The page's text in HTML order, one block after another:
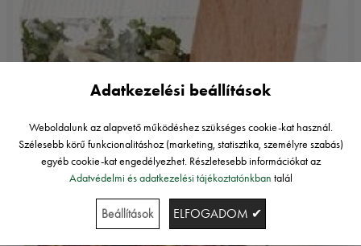
Adatkezelési beállítások
Weboldalunk az alapvető működéshez szükséges cookie-kat használ.
Szélesebb körű funkcionalitáshoz (marketing, statisztika, személyre szabás)
egyéb cookie-kat engedélyezhet. Részletesebb információkat az
Adatvédelmi és adatkezelési tájékoztatónkban talál
Beállítások ELFOGADOM ✔